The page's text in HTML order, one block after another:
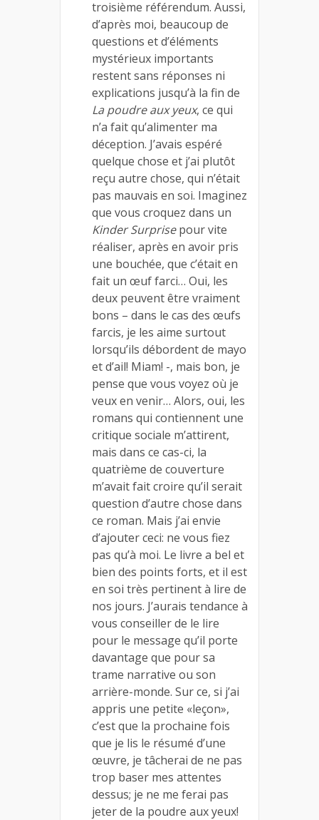
troisième référendum. Aussi,
d’après moi, beaucoup de
questions et d’éléments
mystérieux importants
restent sans réponses ni
explications jusqu’à la fin de
La poudre aux yeux, ce qui
n’a fait qu’alimenter ma
déception. J’avais espéré
quelque chose et j’ai plutôt
reçu autre chose, qui n’était
pas mauvais en soi. Imaginez
que vous croquez dans un
Kinder Surprisepour vite
réaliser, après en avoir pris
une bouchée, que c’était en
fait un œuf farci… Oui, les
deux peuvent être vraiment
bons – dans le cas des œufs
farcis, je les aime surtout
lorsqu’ils débordent de mayo
et d’ail! Miam! -, mais bon, je
pense que vous voyez où je
veux en venir… Alors, oui, les
romans qui contiennent une
critique sociale m’attirent,
mais dans ce cas-ci, la
quatrième de couverture
m’avait fait croire qu’il serait
question d’autre chose dans
ce roman. Mais j’ai envie
d’ajouter ceci: ne vous fiez
pas qu’à moi. Le livre a bel et
bien des points forts, et il est
en soi très pertinent à lire de
nos jours. J’aurais tendance à
vous conseiller de le lire
pour le message qu’il porte
davantage que pour sa
trame narrative ou son
arrière-monde. Sur ce, si j’ai
appris une petite «leçon»,
c’est que la prochaine fois
que je lis le résumé d’une
œuvre, je tâcherai de ne pas
trop baser mes attentes
dessus; je ne me ferai pas
jeter de la poudre aux yeux!